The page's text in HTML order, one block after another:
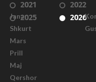
2021
2022
2025
2026
Janar
Shkurt
Mars
Prill
Maj
Qershor